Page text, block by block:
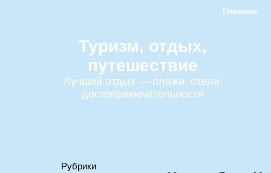
Главная
Туризм, отдых,
путешествие
Лучший отдых — пляжи, отели,
достопримечательности
Рубрики